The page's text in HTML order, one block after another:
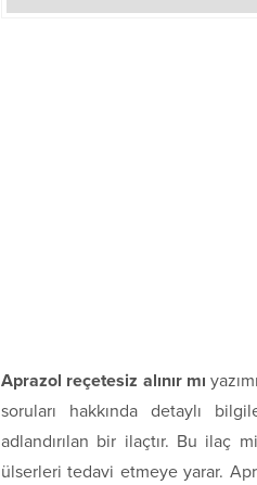
Aprazol reçetesiz alınır mı
soruları hakkında detaylı
adlandırılan bir ilaçtır. Bu ilaç
ülserleri tedavi etmeye yarar.